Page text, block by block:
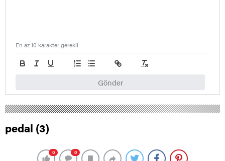
Gönder
En az 10 karakter gerekli
pedal (3)
0 0